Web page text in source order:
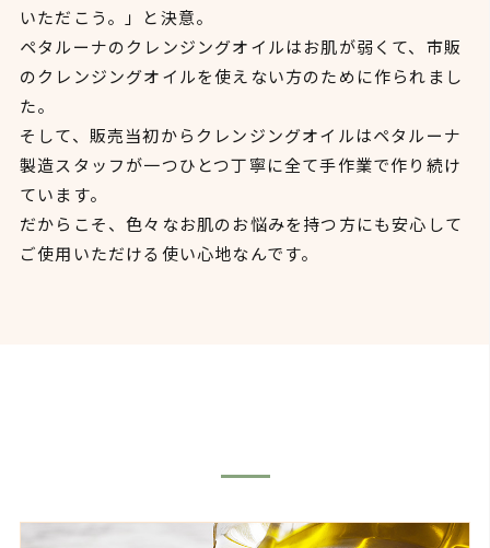
いただこう。」と決意。
ペタルーナのクレンジングオイルはお肌が弱くて、市販
のクレンジングオイルを使えない方のために作られまし
た。
そして、販売当初からクレンジングオイルはペタルーナ
製造スタッフが一つひとつ丁寧に全て手作業で作り続け
ています。
だからこそ、色々なお肌のお悩みを持つ方にも安心して
ご使用いただける使い心地なんです。